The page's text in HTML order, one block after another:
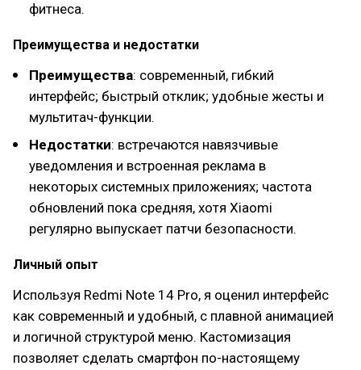
фитнеса.
Преимущества и недостатки
Преимущества: современный, гибкий
интерфейс; быстрый отклик; удобные жесты и
мультитач-функции.
Недостатки: встречаются навязчивые
уведомления и встроенная реклама в
некоторых системных приложениях; частота
обновлений пока средняя, хотя Xiaomi
регулярно выпускает патчи безопасности.
Личный опыт
Используя Redmi Note 14 Pro, я оценил интерфейс
как современный и удобный, с плавной анимацией
и логичной структурой меню. Кастомизация
позволяет сделать смартфон по-настоящему